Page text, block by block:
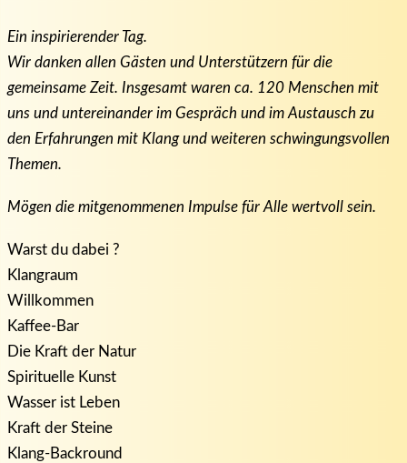
Ein inspirierender Tag.
Wir danken allen Gästen und Unterstützern für die
gemeinsame Zeit. Insgesamt waren ca. 120 Menschen mit
uns und untereinander im Gespräch und im Austausch zu
den Erfahrungen mit Klang und weiteren schwingungsvollen
Themen.
Mögen die mitgenommenen Impulse für Alle wertvoll sein.
Warst du dabei ?
Klangraum
Willkommen
Kaffee-Bar
Die Kraft der Natur
Spirituelle Kunst
Wasser ist Leben
Kraft der Steine
Klang-Backround